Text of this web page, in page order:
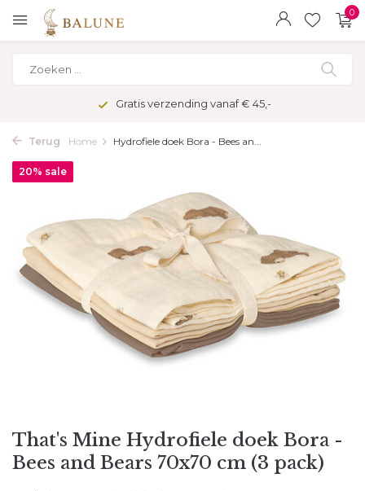
0
Gratis verzending vanaf € 45,-
Terug Home Hydrofiele doek Bora - Bees an...
That's Mine Hydrofiele doek Bora -
Bees and Bears 70x70 cm (3 pack)
20% sale